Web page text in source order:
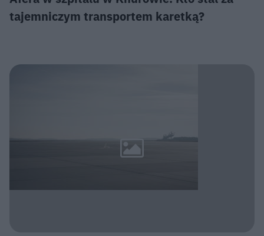
tajemniczym transportem karetką?